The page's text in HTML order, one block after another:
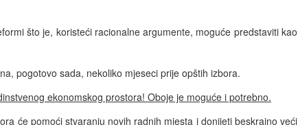
što je, koristeći racionalne argumente, moguće predstaviti kao
pogotovo sada, nekoliko mjeseci prije opštih izbora.
ekonomskog prostora! Oboje je moguće i potrebno.
će pomoći stvaranju novih radnih mjesta i donijeti beskrajno veći